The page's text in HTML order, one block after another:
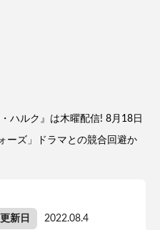
ハルク』は木曜配信! 8月18日
ーズ」ドラマとの競合回避か
更新日 2022.08.4